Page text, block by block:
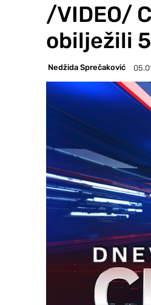
/VIDEO/
obilježili
Nedžida Sprečaković